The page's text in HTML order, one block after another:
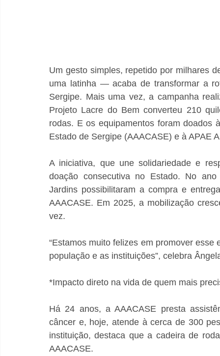
Um gesto simples, repetido por milhares
uma latinha — acaba de transformar a
Sergipe. Mais uma vez, a campanha
Projeto Lacre do Bem converteu 210
rodas. E os equipamentos foram doados
Estado de Sergipe (AAACASE) e à APAE
A iniciativa, que une solidariedade e
doação consecutiva no Estado. No
Jardins possibilitaram a compra e
AAACASE. Em 2025, a mobilização
vez.
“Estamos muito felizes em promover
população e as instituições”, celebra
*Impacto direto na vida de quem mais
Há 24 anos, a AAACASE presta
câncer e, hoje, atende à cerca de 300
instituição, destaca que a cadeira de
AAACASE.